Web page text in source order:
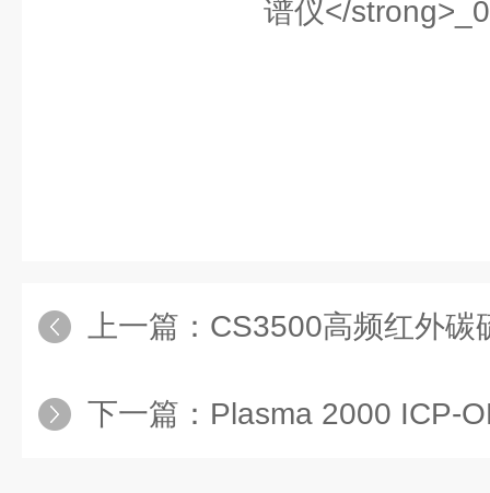
上一篇： CS3500高频红外碳
下一篇： Plasma 2000 ICP-OES全